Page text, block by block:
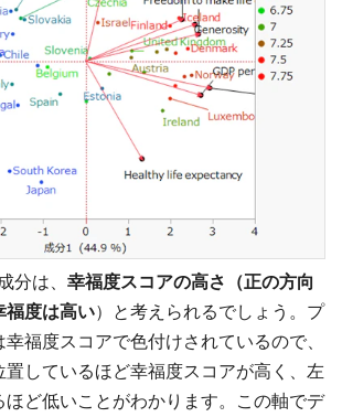
分は、 幸福度スコアの高さ（正の方向
福度は高い）と考えられるでしょう。プ
福度スコアで色付けされているので、
置しているほど幸福度スコアが高く、左
ど低いことがわかります。この軸でデ